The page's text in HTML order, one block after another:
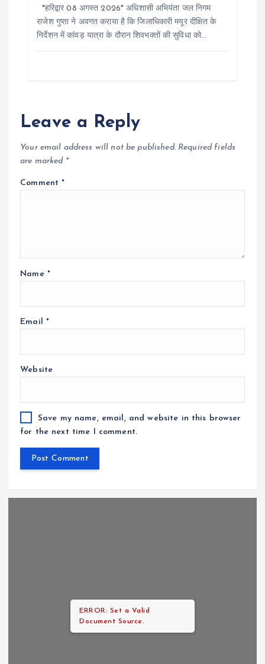
*हरिद्वार 08 अगस्त 2026* अधिशासी अभियंता जल निगम
राजेश गुप्ता ने अवगत कराया है कि जिलाधिकारी मयूर दीक्षित के
निर्देशन में कांवड़ यात्रा के दौरान शिवभक्तों की सुविधा को…
Leave a Reply
Your email address will not be published. Required fields
are marked *
Comment*
Name *
Email *
Website
Save my name, email, and website in this browser
for the next time I comment.
ERROR: Set a Valid
Document Source.